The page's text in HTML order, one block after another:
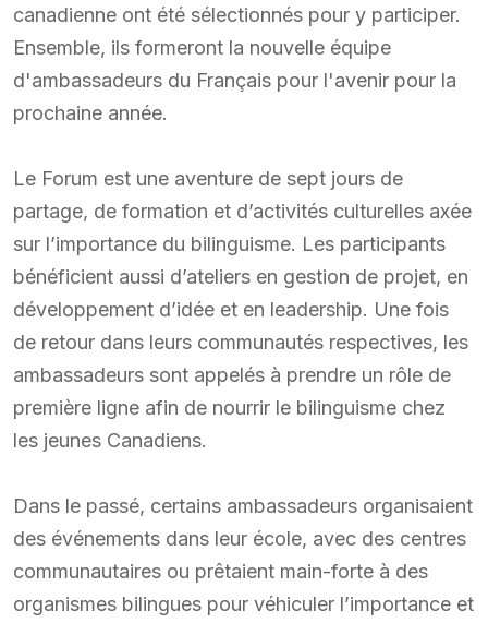
canadienne ont été sélectionnés pour y participer.
Ensemble, ils formeront la nouvelle équipe
d'ambassadeurs du Français pour l'avenir pour la
prochaine année.
Le Forum est une aventure de sept jours de
partage, de formation et d’activités culturelles axée
sur l’importance du bilinguisme. Les participants
bénéficient aussi d’ateliers en gestion de projet, en
développement d’idée et en leadership. Une fois
de retour dans leurs communautés respectives, les
ambassadeurs sont appelés à prendre un rôle de
première ligne afin de nourrir le bilinguisme chez
les jeunes Canadiens.
Dans le passé, certains ambassadeurs organisaient
des événements dans leur école, avec des centres
communautaires ou prêtaient main-forte à des
organismes bilingues pour véhiculer l’importance et